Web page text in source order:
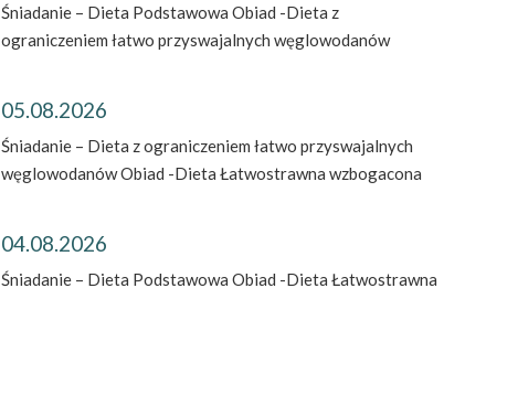
Śniadanie – Dieta Podstawowa Obiad -Dieta z
ograniczeniem łatwo przyswajalnych węglowodanów
05.08.2026
Śniadanie – Dieta z ograniczeniem łatwo przyswajalnych
węglowodanów Obiad -Dieta Łatwostrawna wzbogacona
04.08.2026
Śniadanie – Dieta Podstawowa Obiad -Dieta Łatwostrawna